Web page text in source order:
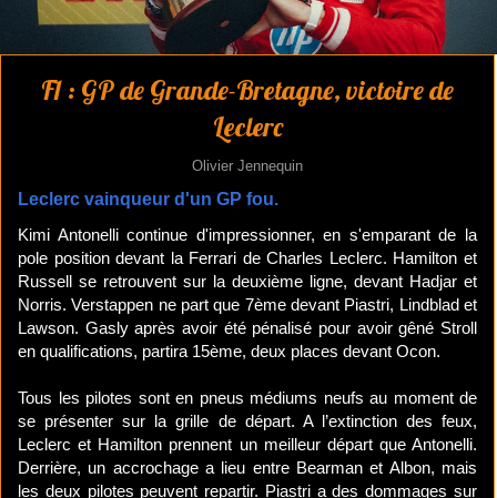
F1 : GP de Grande-Bretagne, victoire de
Leclerc
Olivier Jennequin
Leclerc vainqueur d'un GP fou.
Kimi Antonelli continue d'impressionner, en s'emparant de la
pole position devant la Ferrari de Charles Leclerc. Hamilton et
Russell se retrouvent sur la deuxième ligne, devant Hadjar et
Norris. Verstappen ne part que 7ème devant Piastri, Lindblad et
Lawson. Gasly après avoir été pénalisé pour avoir gêné Stroll
en qualifications, partira 15ème, deux places devant Ocon.
Tous les pilotes sont en pneus médiums neufs au moment de
se présenter sur la grille de départ. A l’extinction des feux,
Leclerc et Hamilton prennent un meilleur départ que Antonelli.
Derrière, un accrochage a lieu entre Bearman et Albon, mais
les deux pilotes peuvent repartir. Piastri a des dommages sur